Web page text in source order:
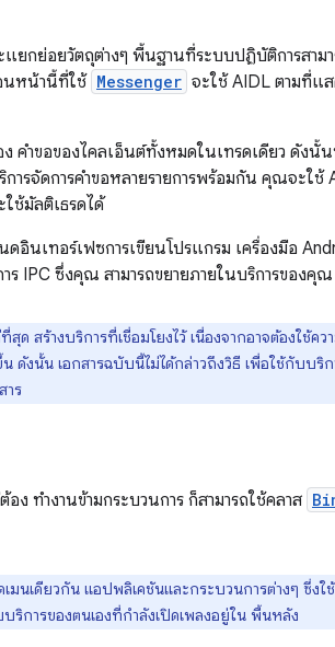
กย่อยวัตถุต่างๆ พื้นฐานที่ระบบปฏิบัติการสามา
นหน้านี้ที่ใช้ Messenger จะใช้ AIDL ตามที่แส
ง คำขอของไคลเอ็นต์ทั้งหมดในเทรดเดียว ดังนั้น
การจัดการคำขอหลายรายการพร้อมกัน คุณจะใช้
ช้มัลติเธรดได้
ดอินเทอร์เฟซการเขียนโปรแกรม เครื่องมือ
IPC ซึ่งคุณ สามารถขยายภายในบริการของคุณ
สร้างบริการที่เชื่อมโยงไว้ เนื่องจากอาจต้องใช้คว
ดังนั้น เอกสารฉบับนี้ไม่ได้กล่าวถึงวิธี เพื่อใช้กับบริ
าร
ทำงานข้ามกระบวนการ ก็สามารถใช้คลาส
เมนเดียวกัน แอปพลิเคชันและกระบวนการต่างๆ ซึ่งใ
ริการของตนเองที่กำลังเปิดเพลงอยู่ใน พื้นหลัง